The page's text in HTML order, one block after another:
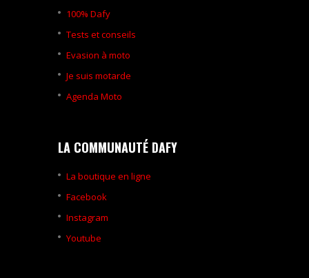
100% Dafy
Tests et conseils
Evasion à moto
Je suis motarde
Agenda Moto
LA COMMUNAUTÉ DAFY
La boutique en ligne
Facebook
Instagram
Youtube